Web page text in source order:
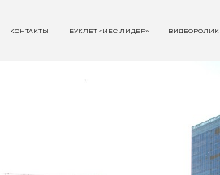
КОНТАКТЫ БУКЛЕТ «ЙЕС ЛИДЕР» ВИДЕОРОЛИК